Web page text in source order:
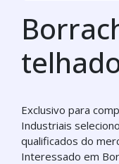
Exclusivo para
Industriais
qualificados do
Interessado em